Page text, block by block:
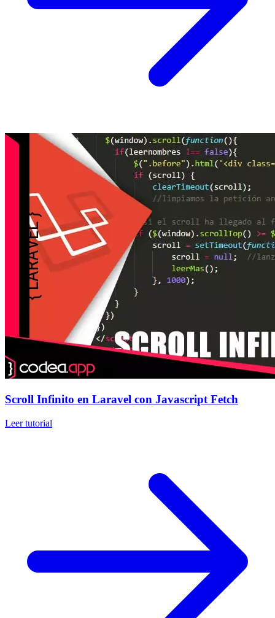
Scroll Infinito en Laravel con Javascript Fetch
Leer tutorial